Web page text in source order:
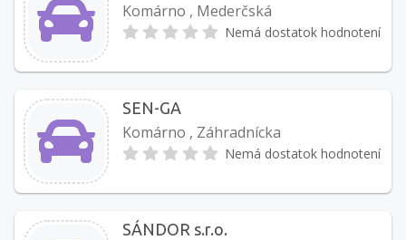
Komárno , Mederčská
Nemá dostatok hodnotení
SEN-GA
Komárno , Záhradnícka
Nemá dostatok hodnotení
SÁNDOR s.r.o.